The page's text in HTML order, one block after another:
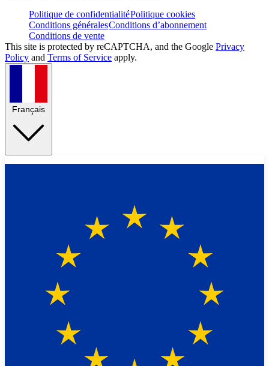
Politique de confidentialitéPolitique cookies
Conditions généralesConditions d’abonnement
Conditions de vente
This site is protected by reCAPTCHA, and the Google Privacy
Policy and Terms of Service apply.
Français